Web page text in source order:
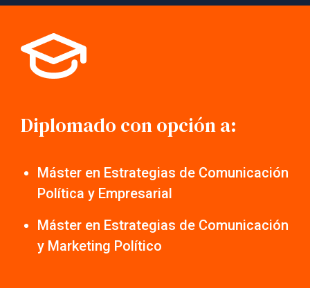
Diplomado con opción a:
Máster en Estrategias de Comunicación
Política y Empresarial
Máster en Estrategias de Comunicación
y Marketing Político